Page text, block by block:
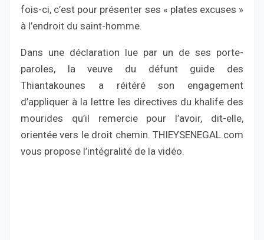
fois-ci, c’est pour présenter ses « plates excuses »
à l’endroit du saint-homme.
Dans une déclaration lue par un de ses porte-
paroles, la veuve du défunt guide des
Thiantakounes a réitéré son engagement
d’appliquer à la lettre les directives du khalife des
mourides qu’il remercie pour l’avoir, dit-elle,
orientée vers le droit chemin. THIEYSENEGAL.com
vous propose l’intégralité de la vidéo.